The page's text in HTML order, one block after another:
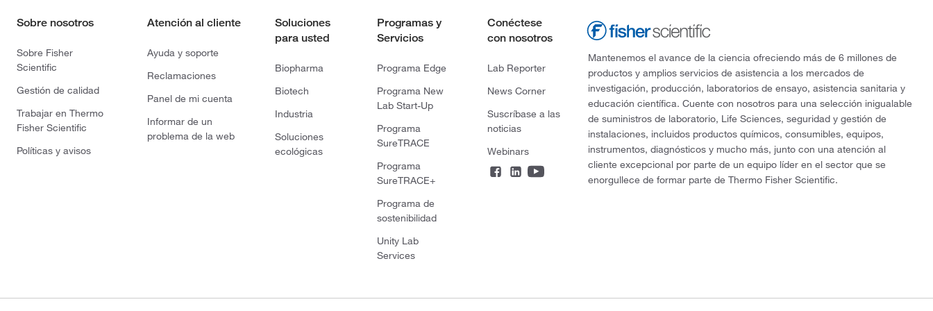
Sobre nosotros
Sobre Fisher
Scientific
Gestión de calidad
Trabajar en Thermo
Fisher Scientific
Políticas y avisos
Atención al cliente
Ayuda y soporte
Reclamaciones
Panel de mi cuenta
Informar de un
problema de la web
Soluciones
para usted
Biopharma
Biotech
Industria
Soluciones
ecológicas
Programas y
Servicios
Programa Edge
Programa New
Lab Start-Up
Programa
SureTRACE
Programa
SureTRACE+
Programa de
sostenibilidad
Unity Lab
Services
Conéctese
con nosotros
Lab Reporter
News Corner
Suscríbase a las
noticias
Webinars
Mantenemos el avance de la ciencia ofreciendo más de 6 millones de
productos y amplios servicios de asistencia a los mercados de
investigación, producción, laboratorios de ensayo, asistencia sanitaria y
educación científica. Cuente con nosotros para una selección inigualable
de suministros de laboratorio, Life Sciences, seguridad y gestión de
instalaciones, incluidos productos químicos, consumibles, equipos,
instrumentos, diagnósticos y mucho más, junto con una atención al
cliente excepcional por parte de un equipo líder en el sector que se
enorgullece de formar parte de Thermo Fisher Scientific.